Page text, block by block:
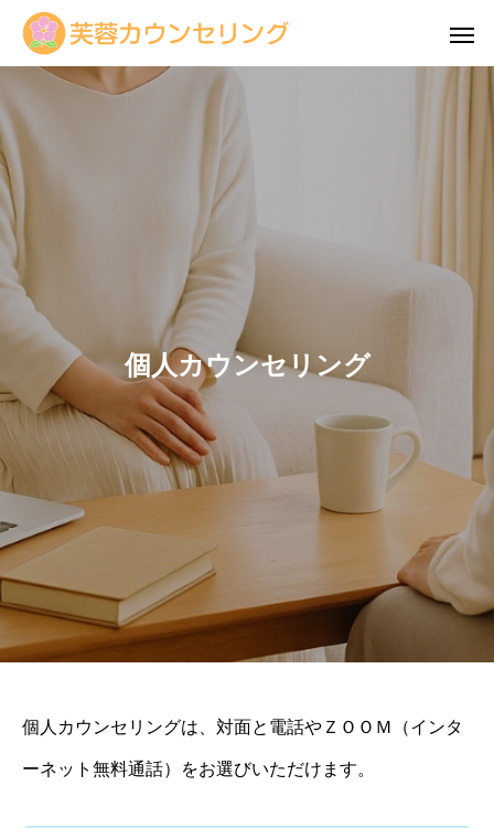
個人カウンセリング
個人カウンセリングは、対面と電話やＺＯＯＭ（インタ
ーネット無料通話）をお選びいただけます。